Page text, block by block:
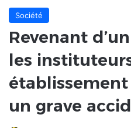
Société
Revenant
les
un grave